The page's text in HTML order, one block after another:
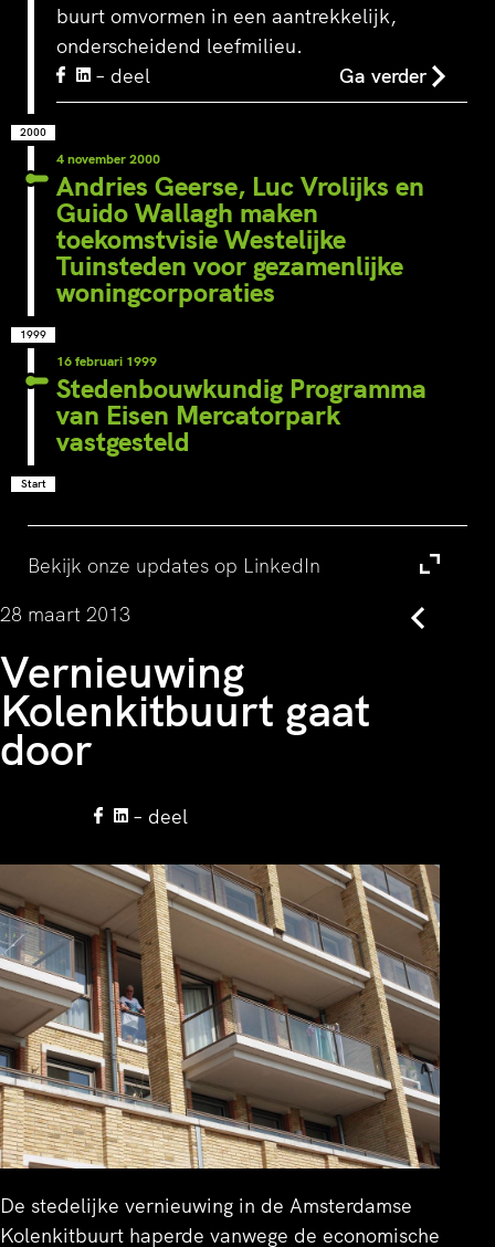
buurt omvormen in een aantrekkelijk,
onderscheidend leefmilieu.
– deel
Ga verder
2000
4 november 2000
Andries Geerse, Luc Vrolijks en
Guido Wallagh maken
toekomstvisie Westelijke
Tuinsteden voor gezamenlijke
woningcorporaties
1999
16 februari 1999
Stedenbouwkundig Programma
van Eisen Mercatorpark
vastgesteld
Start
Bekijk onze updates op LinkedIn
28 maart 2013
Vernieuwing
Kolenkitbuurt gaat
door
– deel
De stedelijke vernieuwing in de Amsterdamse
Kolenkitbuurt haperde vanwege de economische